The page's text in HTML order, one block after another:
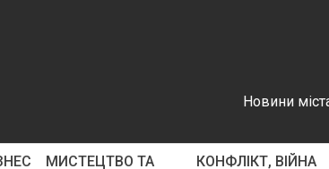
Новини
МИСТЕЦТВО ТА
КОНФЛІКТ, ВІЙНА